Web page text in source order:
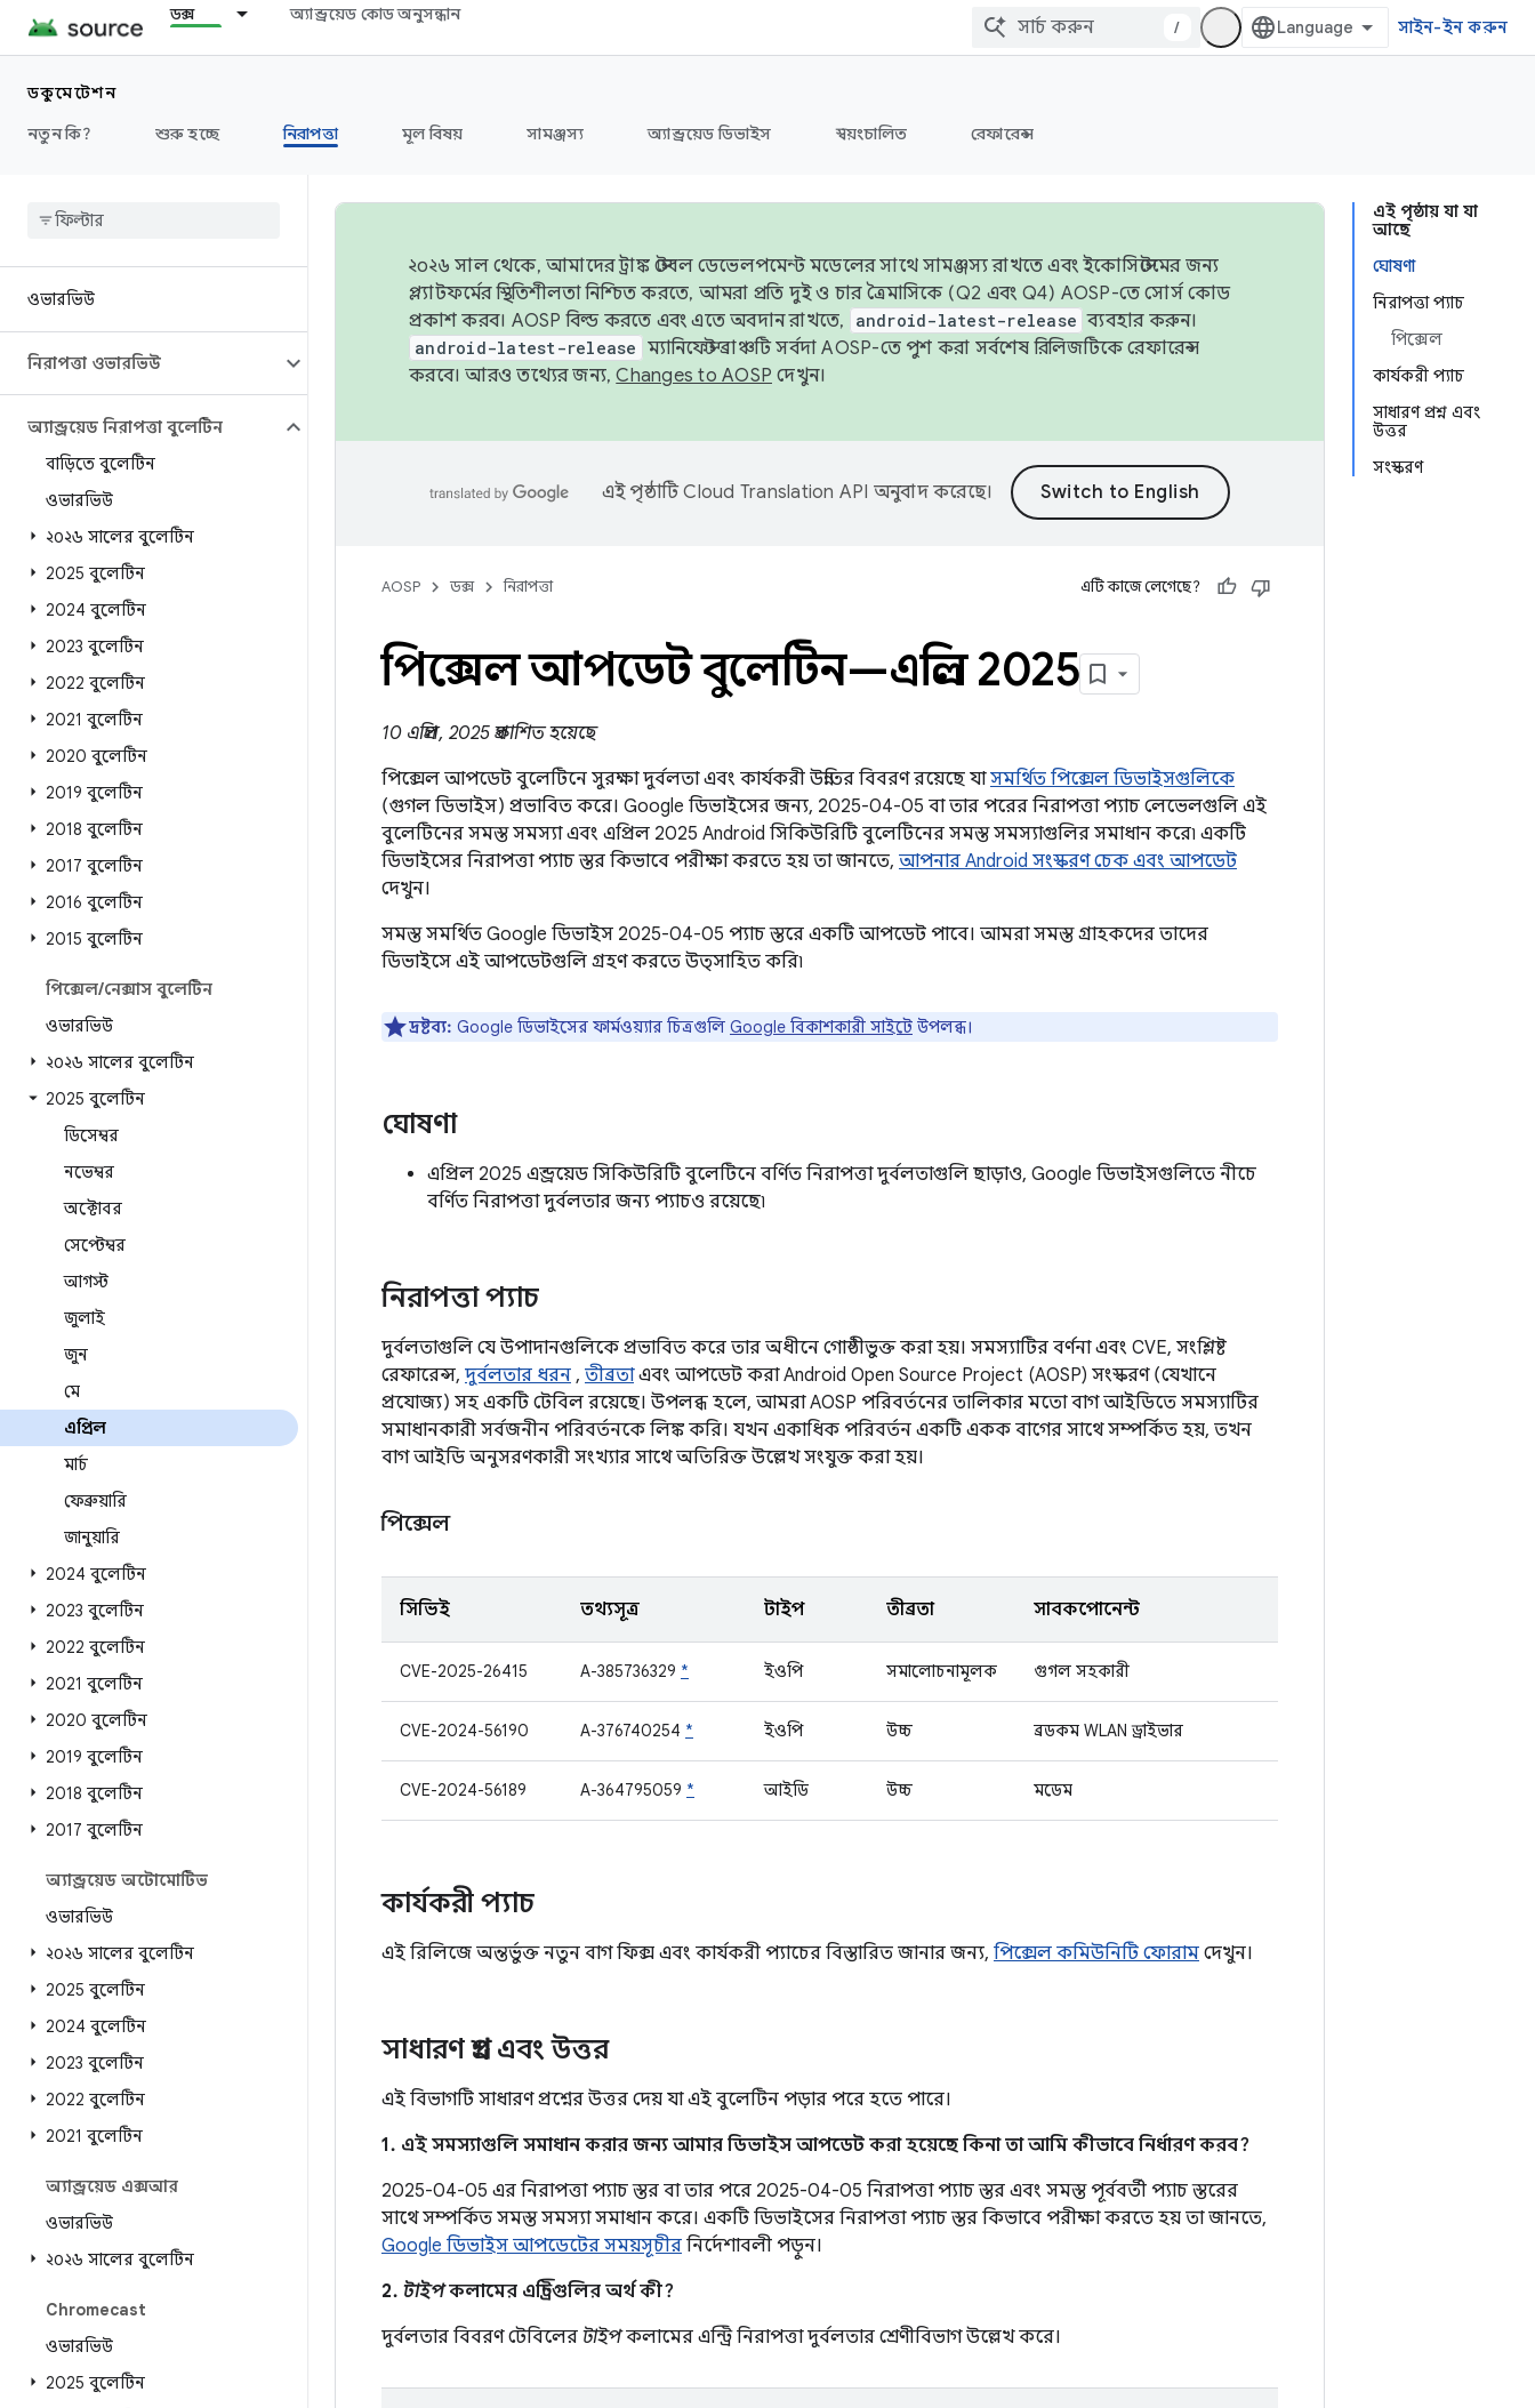
ডক্স অ্যান্ড্রয়েড কোড অনুসন্ধান
/ সাইন-ইন করুন
ডকুমেন্টেশন
নতুন কি?
শুরু হচ্ছে নিরাপত্তা মূল বিষয় সামঞ্জস্য অ্যান্ড্রয়েড ডিভাইস স্বয়ংচালিত রেফারেন্স
ওভারভিউ
নিরাপত্তা ওভারভিউ
অ্যান্ড্রয়েড নিরাপত্তা বুলেটিন
বাড়িতে বুলেটিন
ওভারভিউ
২০২৬ সালের বুলেটিন
2025 বুলেটিন
2024 বুলেটিন
2023 বুলেটিন
2022 বুলেটিন
2021 বুলেটিন
2020 বুলেটিন
2019 বুলেটিন
2018 বুলেটিন
2017 বুলেটিন
2016 বুলেটিন
2015 বুলেটিন
পিক্সেল/নেক্সাস বুলেটিন
ওভারভিউ
২০২৬ সালের বুলেটিন
2025 বুলেটিন
ডিসেম্বর
নভেম্বর
অক্টোবর
সেপ্টেম্বর
আগস্ট
জুলাই
জুন
মে
এপ্রিল
মার্চ
ফেব্রুয়ারি
জানুয়ারি
2024 বুলেটিন
2023 বুলেটিন
2022 বুলেটিন
2021 বুলেটিন
2020 বুলেটিন
2019 বুলেটিন
2018 বুলেটিন
2017 বুলেটিন
অ্যান্ড্রয়েড অটোমোটিভ
ওভারভিউ
২০২৬ সালের বুলেটিন
2025 বুলেটিন
2024 বুলেটিন
2023 বুলেটিন
2022 বুলেটিন
2021 বুলেটিন
অ্যান্ড্রয়েড এক্সআর
ওভারভিউ
২০২৬ সালের বুলেটিন
Chromecast
ওভারভিউ
2025 বুলেটিন
এই পৃষ্ঠায় যা যা
আছে
ঘোষণা
নিরাপত্তা প্যাচ
পিক্সেল
কার্যকরী প্যাচ
সাধারণ প্রশ্ন এবং
উত্তর
সংস্করণ
২০২৬ সাল থেকে, আমাদের ট্রাঙ্ক স্টেবল ডেভেলপমেন্ট মডেলের সাথে সামঞ্জস্য রাখতে এবং ইকোসিস্টেমের জন্য
প্ল্যাটফর্মের স্থিতিশীলতা নিশ্চিত করতে, আমরা প্রতি দুই ও চার ত্রৈমাসিকে (Q2 এবং Q4) AOSP-তে সোর্স কোড
প্রকাশ করব। AOSP বিল্ড করতে এবং এতে অবদান রাখতে,
android-latest-release ব্যবহার করুন।
android-latest-release ম্যানিফেস্ট ব্রাঞ্চটি সর্বদা AOSP-তে পুশ করা সর্বশেষ রিলিজটিকে রেফারেন্স
করবে। আরও তথ্যের জন্য,Changes to AOSP দেখুন।
এই পৃষ্ঠাটিCloud Translation API অনুবাদ করেছে।
AOSP ডক্স নিরাপত্তা এটি কাজে লেগেছে?
পিক্সেল আপডেট বুলেটিন—এপ্রিল 2025
10 এপ্রিল, 2025 প্রকাশিত হয়েছে
পিক্সেল আপডেট বুলেটিনে সুরক্ষা দুর্বলতা এবং কার্যকরী উন্নতির বিবরণ রয়েছে যাসমর্থিত পিক্সেল ডিভাইসগুলিকে
(গুগল ডিভাইস) প্রভাবিত করে। Google ডিভাইসের জন্য, 2025-04-05 বা তার পরের নিরাপত্তা প্যাচ লেভেলগুলি এই
বুলেটিনের সমস্ত সমস্যা এবং এপ্রিল 2025 Android সিকিউরিটি বুলেটিনের সমস্ত সমস্যাগুলির সমাধান করে৷ একটি
ডিভাইসের নিরাপত্তা প্যাচ স্তর কিভাবে পরীক্ষা করতে হয় তা জানতে, আপনার Android সংস্করণ চেক এবং আপডেট
দেখুন।
সমস্ত সমর্থিত Google ডিভাইস 2025-04-05 প্যাচ স্তরে একটি আপডেট পাবে। আমরা সমস্ত গ্রাহকদের তাদের
ডিভাইসে এই আপডেটগুলি গ্রহণ করতে উত্সাহিত করি৷
দ্রষ্টব্য: Google ডিভাইসের ফার্মওয়্যার চিত্রগুলি Google বিকাশকারী সাইটে উপলব্ধ।
ঘোষণা
এপ্রিল 2025 এন্ড্রয়েড সিকিউরিটি বুলেটিনে বর্ণিত নিরাপত্তা দুর্বলতাগুলি ছাড়াও, Google ডিভাইসগুলিতে নীচে
বর্ণিত নিরাপত্তা দুর্বলতার জন্য প্যাচও রয়েছে৷
নিরাপত্তা প্যাচ
দুর্বলতাগুলি যে উপাদানগুলিকে প্রভাবিত করে তার অধীনে গোষ্ঠীভুক্ত করা হয়। সমস্যাটির বর্ণনা এবং CVE, সংশ্লিষ্ট
রেফারেন্স, দুর্বলতার ধরন , তীব্রতাএবং আপডেট করা Android Open Source Project (AOSP) সংস্করণ (যেখানে
প্রযোজ্য) সহ একটি টেবিল রয়েছে। উপলব্ধ হলে, আমরা AOSP পরিবর্তনের তালিকার মতো বাগ আইডিতে সমস্যাটির
সমাধানকারী সর্বজনীন পরিবর্তনকে লিঙ্ক করি। যখন একাধিক পরিবর্তন একটি একক বাগের সাথে সম্পর্কিত হয়, তখন
বাগ আইডি অনুসরণকারী সংখ্যার সাথে অতিরিক্ত উল্লেখ সংযুক্ত করা হয়।
পিক্সেল
সিভিই তথ্যসূত্র টাইপ তীব্রতা সাবকম্পোনেন্ট
CVE-2025-26415 A-385736329 * ইওপি সমালোচনামূলক গুগল সহকারী
CVE-2024-56190 A-376740254 * ইওপি উচ্চ ব্রডকম WLAN ড্রাইভার
CVE-2024-56189 A-364795059 * আইডি উচ্চ মডেম
কার্যকরী প্যাচ
এই রিলিজে অন্তর্ভুক্ত নতুন বাগ ফিক্স এবং কার্যকরী প্যাচের বিস্তারিত জানার জন্য, পিক্সেল কমিউনিটি ফোরাম দেখুন।
সাধারণ প্রশ্ন এবং উত্তর
এই বিভাগটি সাধারণ প্রশ্নের উত্তর দেয় যা এই বুলেটিন পড়ার পরে হতে পারে।
1. এই সমস্যাগুলি সমাধান করার জন্য আমার ডিভাইস আপডেট করা হয়েছে কিনা তা আমি কীভাবে নির্ধারণ করব?
2025-04-05 এর নিরাপত্তা প্যাচ স্তর বা তার পরে 2025-04-05 নিরাপত্তা প্যাচ স্তর এবং সমস্ত পূর্ববর্তী প্যাচ স্তরের
সাথে সম্পর্কিত সমস্ত সমস্যা সমাধান করে। একটি ডিভাইসের নিরাপত্তা প্যাচ স্তর কিভাবে পরীক্ষা করতে হয় তা জানতে,
Google ডিভাইস আপডেটের সময়সূচীর নির্দেশাবলী পড়ুন।
2. টাইপকলামের এন্ট্রিগুলির অর্থ কী?
দুর্বলতার বিবরণ টেবিলের টাইপকলামের এন্ট্রি নিরাপত্তা দুর্বলতার শ্রেণীবিভাগ উল্লেখ করে।